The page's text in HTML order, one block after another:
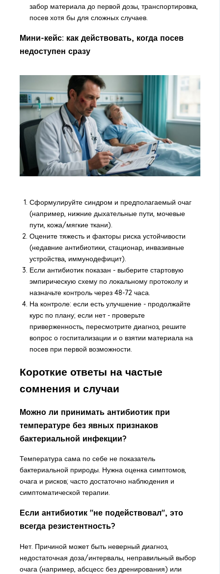
забор материала до первой дозы, транспортировка,
посев хотя бы для сложных случаев.
Мини-кейс: как действовать, когда посев
недоступен сразу
Сформулируйте синдром и предполагаемый очаг
(например, нижние дыхательные пути, мочевые
пути, кожа/мягкие ткани).
Оцените тяжесть и факторы риска устойчивости
(недавние антибиотики, стационар, инвазивные
устройства, иммунодефицит).
Если антибиотик показан - выберите стартовую
эмпирическую схему по локальному протоколу и
назначьте контроль через 48-72 часа.
На контроле: если есть улучшение - продолжайте
курс по плану; если нет - проверьте
приверженность, пересмотрите диагноз, решите
вопрос о госпитализации и о взятии материала на
посев при первой возможности.
Короткие ответы на частые
сомнения и случаи
Можно ли принимать антибиотик при
температуре без явных признаков
бактериальной инфекции?
Температура сама по себе не показатель
бактериальной природы. Нужна оценка симптомов,
очага и рисков; часто достаточно наблюдения и
симптоматической терапии.
Если антибиотик "не подействовал", это
всегда резистентность?
Нет. Причиной может быть неверный диагноз,
недостаточная доза/интервалы, неправильный выбор
очага (например, абсцесс без дренирования) или